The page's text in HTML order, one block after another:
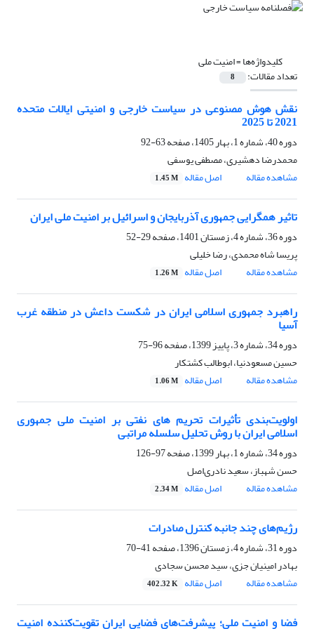
کلیدواژه‌ها =امنیت ملی
تعداد مقالات: 8
نقش هوش مصنوعی در سیاست خارجی و امنیتی ایالات متحده
2021 تا 2025
دوره 40، شماره 1، بهار 1405، صفحه
63-92
محمدرضا دهشیری، مصطفی یوسفی
مشاهده مقاله
اصل مقاله 1.45 M
تاثیر همگرایی جمهوری آذربایجان و اسرائیل بر امنیت ملی ایران
دوره 36، شماره 4، زمستان 1401، صفحه
29-52
پریسا شاه محمدی، رضا خلیلی
مشاهده مقاله
اصل مقاله 1.26 M
راهبرد جمهوری اسلامی ایران در شکست داعش در منطقه غرب
آسیا
دوره 34، شماره 3، پاییز 1399، صفحه
96-75
حسین مسعودنیا، ابوطالب کشتکار
مشاهده مقاله
اصل مقاله 1.06 M
اولویت‌بندی تأثیرات تحریم های نفتی بر امنیت ملی جمهوری
اسلامی ایران با روش تحلیل سلسله مراتبی
دوره 34، شماره 1، بهار 1399، صفحه
97-126
حسن شهباز، سعید نادری‌اصل
مشاهده مقاله
اصل مقاله 2.34 M
رژیم‌های چند جانبه کنترل صادرات
دوره 31، شماره 4، زمستان 1396، صفحه
41-70
بهادر امینیان جزی، سید محسن سجادی
مشاهده مقاله
اصل مقاله 402.32 K
فضا و امنیت ملی؛ پیشرفت‌های فضایی ایران ‏تقویت‌کننده امنیت